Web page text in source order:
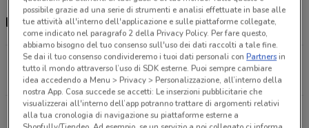
Negozi Angelico nelle vicinanze
Via Palmiro Togliatti 2 Roma
13.1 km
CHIUSO
Tutti i negozi Angelico
possibile grazie ad una serie di strumenti e analisi effettuate in base alle
tue attività all'interno dell'applicazione e sulle piattaforme collegate,
come indicato nel paragrafo 2 della Privacy Policy. Per fare questo,
abbiamo bisogno del tuo consenso sull'uso dei dati raccolti a tale fine.
Se dai il tuo consenso condivideremo i tuoi dati personali conPartnersin
tutto il mondo attraverso l’uso di SDK esterne. Puoi sempre cambiare
idea accedendo a Menu > Privacy > Personalizzazione, all’interno della
nostra App. Cosa succede se accetti: Le inserzioni pubblicitarie che
visualizzerai all'interno dell’app potranno trattare di argomenti relativi
alla tua cronologia di navigazione su piattaforme esterne a